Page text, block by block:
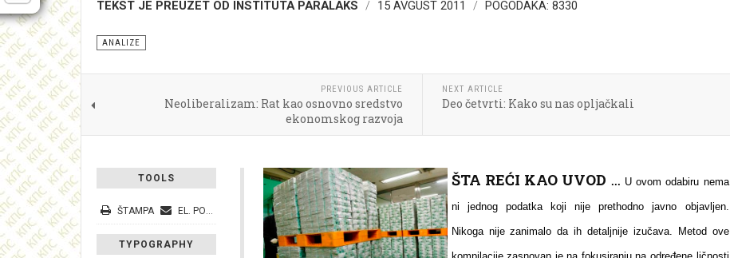
TEKST JE PREUZET OD INSTITUTA PARALAKS 15 AVGUST 2011 POGODAKA: 8330
ANALIZE
PREVIOUS ARTICLE
Neoliberalizam: Rat kao osnovno sredstvo
ekonomskog razvoja
NEXT ARTICLE
Deo četvrti: Kako su nas opljačkali
TOOLS
ŠTAMPA EL. POŠTA
TYPOGRAPHY
ŠTA REĆI KAO UVOD ... U ovom odabiru nema
ni jednog podatka koji nije prethodno javno objavljen.
Nikoga nije zanimalo da ih detaljnije izučava. Metod ove